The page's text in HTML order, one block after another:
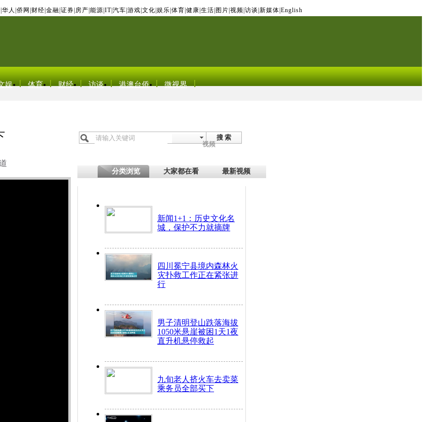
华人 侨网 财经 金融 证券 房产 能源 IT| 汽车 游戏 文化 娱乐 体育 健康 生活 图片 视频 访谈 新媒体 English
娱 体育 财经 访谈 港澳台侨 微视界
搜 索
视频
分类浏览 大家都在看 最新视频
新闻1+1：历史文化名
城，保护不力就摘牌
四川冕宁县境内森林火
灾扑救工作正在紧张进
行
男子清明登山跌落海拔
1050米悬崖被困1天1夜
直升机悬停救起
九旬老人挤火车去卖菜
乘务员全部买下